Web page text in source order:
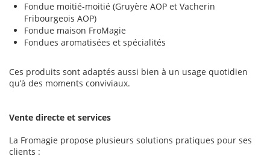
Fondue moitié-moitié (Gruyère AOP et Vacherin
Fribourgeois AOP)
Fondue maison FroMagie
Fondues aromatisées et spécialités
Ces produits sont adaptés aussi bien à un usage quotidien
qu’à des moments conviviaux.
Vente directe et services
La Fromagie propose plusieurs solutions pratiques pour ses
clients :